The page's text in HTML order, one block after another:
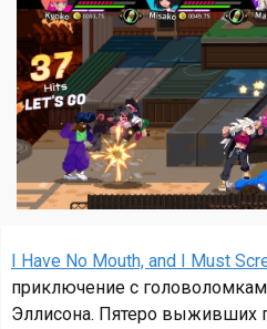
I Have No Mouth, and I Must
приключение с
Эллисона. Пятеро выживших